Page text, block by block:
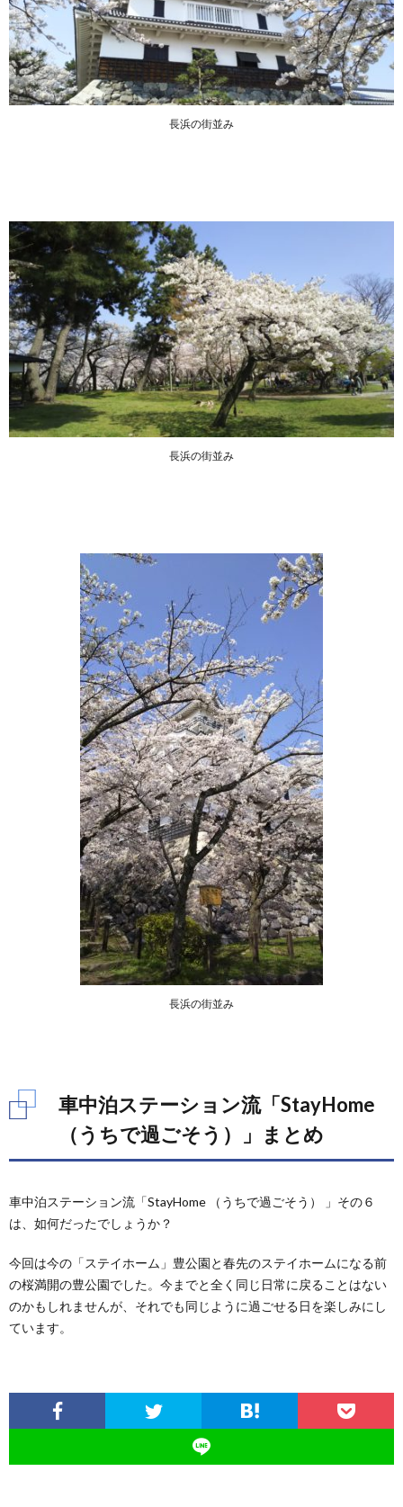
長浜の街並み
長浜の街並み
長浜の街並み
車中泊ステーション流「StayHome
（うちで過ごそう）」まとめ
車中泊ステーション流「StayHome （うちで過ごそう） 」その６
は、如何だったでしょうか？
今回は今の「ステイホーム」豊公園と春先のステイホームになる前
の桜満開の豊公園でした。今までと全く同じ日常に戻ることはない
のかもしれませんが、それでも同じように過ごせる日を楽しみにし
ています。